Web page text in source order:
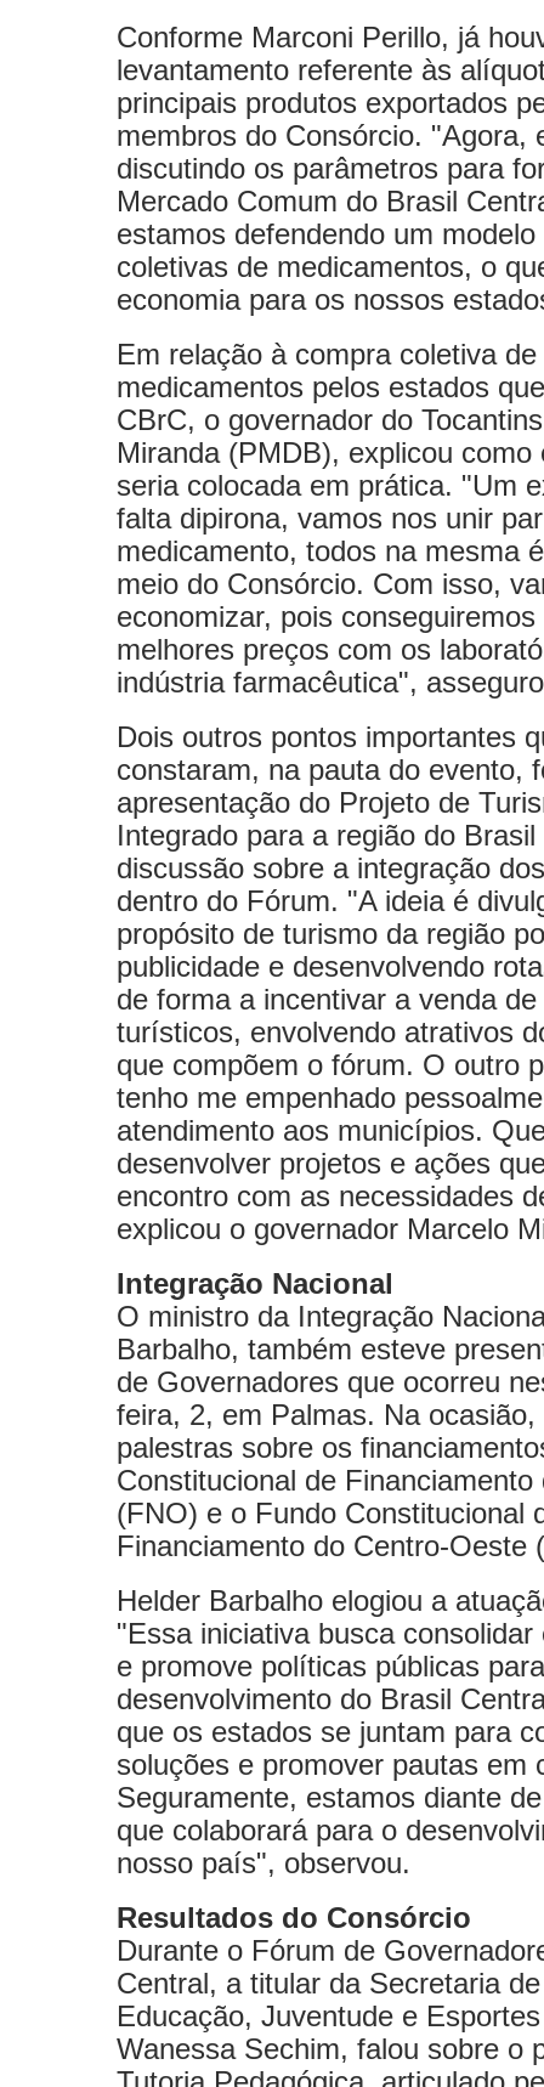
Conforme Marconi Perillo, já
levantamento referente às
principais produtos exportados
membros do Consórcio. "Agora,
discutindo os parâmetros para
Mercado Comum do Brasil
estamos defendendo um
coletivas de medicamentos, o
economia para os nossos
Em relação à compra coletiva de
medicamentos pelos estados
CBrC, o governador do
Miranda (PMDB), explicou como
seria colocada em prática. "Um
falta dipirona, vamos nos unir
medicamento, todos na mesma
meio do Consórcio. Com isso,
economizar, pois conseguiremos
melhores preços com os
indústria farmacêutica",
Dois outros pontos importantes
constaram, na pauta do evento,
apresentação do Projeto de
Integrado para a região do
discussão sobre a integração
dentro do Fórum. "A ideia é
propósito de turismo da região
publicidade e desenvolvendo
de forma a incentivar a venda
turísticos, envolvendo atrativos
que compõem o fórum. O outro
tenho me empenhado
atendimento aos municípios.
desenvolver projetos e ações
encontro com as necessidades
explicou o governador Marcelo
Integração Nacional
O ministro da Integração
Barbalho, também esteve
de Governadores que ocorreu
feira, 2, em Palmas. Na
palestras sobre os
Constitucional de Financiamento
(FNO) e o Fundo Constitucional
Financiamento do Centro-Oeste
Helder Barbalho elogiou a
"Essa iniciativa busca consolidar
e promove políticas públicas
desenvolvimento do Brasil
que os estados se juntam para
soluções e promover pautas em
Seguramente, estamos diante
que colaborará para o
nosso país", observou.
Resultados do Consórcio
Durante o Fórum de
Central, a titular da Secretaria
Educação, Juventude e
Wanessa Sechim, falou sobre o